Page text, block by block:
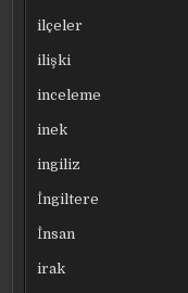
ilçeler
ilişki
inceleme
inek
ingiliz
İngiltere
İnsan
irak